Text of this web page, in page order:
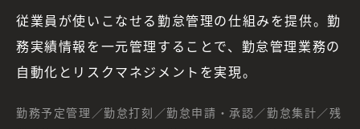
従業員が使いこなせる勤怠管理の仕組みを提供。勤
務実績情報を一元管理することで、勤怠管理業務の
自動化とリスクマネジメントを実現。
勤務予定管理／勤怠打刻／勤怠申請・承認／勤怠集計／残